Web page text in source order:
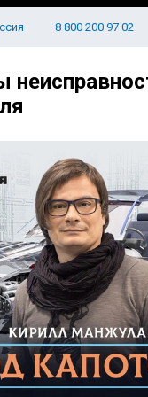
8 800 200 97 02